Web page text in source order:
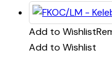
Add to Wishlist
Add to Wishlist